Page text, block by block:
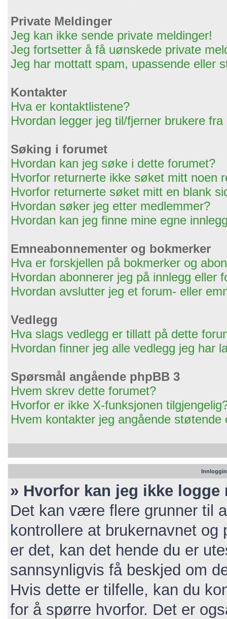
Private Meldinger
Jeg kan ikke sende private meldinger!
Jeg fortsetter å få uønskede private
Jeg har mottatt spam, upassende eller
Kontakter
Hva er kontaktlistene?
Hvordan legger jeg til/fjerner brukere
Søking i forumet
Hvordan kan jeg søke i dette forumet?
Hvorfor returnerte ikke søket mitt noen
Hvorfor returnerte søket mitt en blank
Hvordan søker jeg etter medlemmer?
Hvordan kan jeg finne mine egne
Emneabonnementer og bokmerker
Hva er forskjellen på bokmerker og
Hvordan abonnerer jeg på innlegg eller
Hvordan avslutter jeg et forum- eller
Vedlegg
Hva slags vedlegg er tillatt på dette
Hvordan finner jeg alle vedlegg jeg har
Spørsmål angående phpBB 3
Hvem skrev dette forumet?
Hvorfor er ikke X-funksjonen
Hvem kontakter jeg angående
» Hvorfor kan jeg ikke logge
Det kan være flere grunner til
kontrollere at brukernavnet
er det, kan det hende du er
sannsynligvis få beskjed om
Hvis dette er tilfelle, kan du
for å spørre hvorfor. Det er